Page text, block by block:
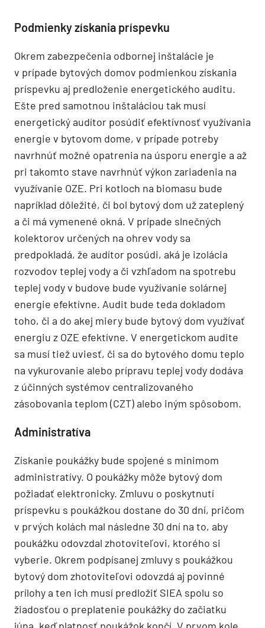
Podmienky získania príspevku
Okrem zabezpečenia odbornej inštalácie je
v prípade bytových domov podmienkou získania
príspevku aj predloženie energetického auditu.
Ešte pred samotnou inštaláciou tak musí
energetický audítor posúdiť efektívnosť využívania
energie v bytovom dome, v prípade potreby
navrhnúť možné opatrenia na úsporu energie a až
pri takomto stave navrhnúť výkon zariadenia na
využívanie OZE. Pri kotloch na biomasu bude
napríklad dôležité, či bol bytový dom už zateplený
a či má vymenené okná. V prípade slnečných
kolektorov určených na ohrev vody sa
predpokladá, že audítor posúdi, aká je izolácia
rozvodov teplej vody a či vzhľadom na spotrebu
teplej vody v budove bude využívanie solárnej
energie efektívne. Audit bude teda dokladom
toho, či a do akej miery bude bytový dom využívať
energiu z OZE efektívne. V energetickom audite
sa musí tiež uviesť, či sa do bytového domu teplo
na vykurovanie alebo prípravu teplej vody dodáva
z účinných systémov centralizovaného
zásobovania teplom (CZT) alebo iným spôsobom.
Administratíva
Získanie poukážky bude spojené s minimom
administratívy. O poukážky môže bytový dom
požiadať elektronicky. Zmluvu o poskytnutí
príspevku s poukážkou dostane do 30 dní, pričom
v prvých kolách mal následne 30 dní na to, aby
poukážku odovzdal zhotoviteľovi, ktorého si
vyberie. Okrem podpísanej zmluvy s poukážkou
bytový dom zhotoviteľovi odovzdá aj povinné
prílohy a ten ich musí predložiť SIEA spolu so
žiadosťou o preplatenie poukážky do začiatku